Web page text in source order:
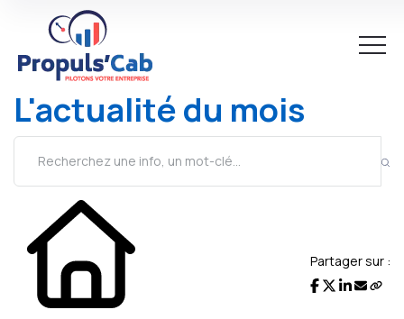
L'actualité du mois
Partager sur :